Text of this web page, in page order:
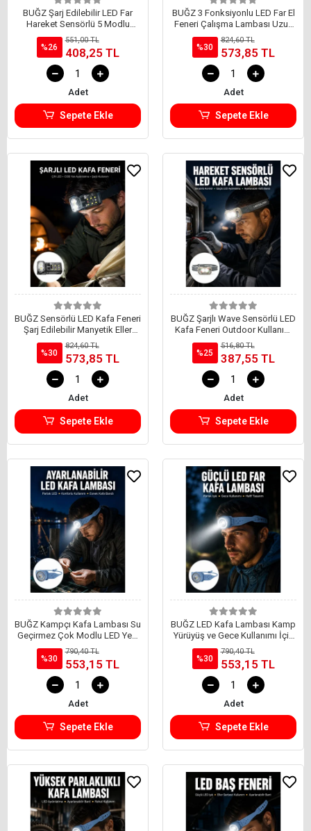
BUĞZ Şarj Edilebilir LED Far
Hareket Sensörlü 5 Modlu
Outdoor Yeni Nesil
%26
551,00 TL
408,25 TL
Adet
Sepete Ekle
BUĞZ 3 Fonksiyonlu LED Far El
Feneri Çalışma Lambası Uzun
Pil Ömürlü Yeni Nesil
%30
824,60 TL
573,85 TL
Adet
Sepete Ekle
BUĞZ Sensörlü LED Kafa Feneri
Şarj Edilebilir Manyetik Eller
Serbest Yeni Nesil
%30
824,60 TL
573,85 TL
Adet
Sepete Ekle
BUĞZ Şarjlı Wave Sensörlü LED
Kafa Feneri Outdoor Kullanım
Yeni Nesil
%25
516,80 TL
387,55 TL
Adet
Sepete Ekle
BUĞZ Kampçı Kafa Lambası Su
Geçirmez Çok Modlu LED Yeni
Nesil
%30
790,40 TL
553,15 TL
Adet
Sepete Ekle
BUĞZ LED Kafa Lambası Kamp
Yürüyüş ve Gece Kullanımı İçin
Yeni Nesil
%30
790,40 TL
553,15 TL
Adet
Sepete Ekle